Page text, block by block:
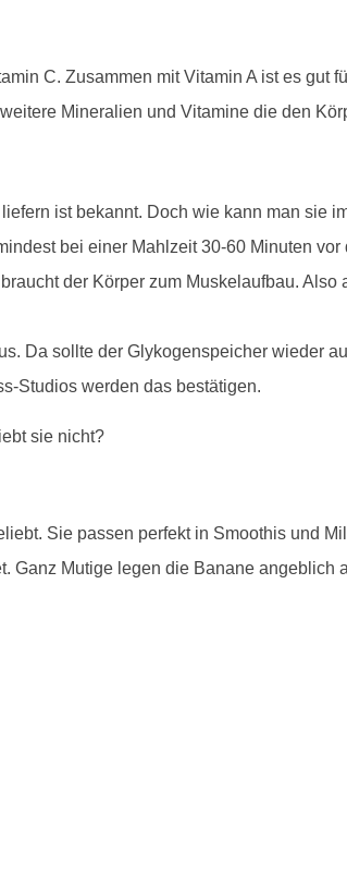
C. Zusammen mit Vitamin A ist es gut
Mineralien und Vitamine die den
ist bekannt. Doch wie kann man sie
bei einer Mahlzeit 30-60 Minuten
der Körper zum Muskelaufbau.
Da sollte der Glykogenspeicher wieder
Studios werden das bestätigen.
Sie passen perfekt in Smoothis und
Ganz Mutige legen die Banane angeblich